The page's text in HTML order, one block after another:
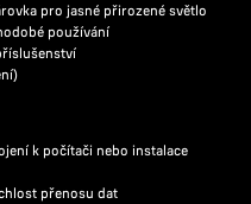
pro jasné přirozené světlo
používání
k počítači nebo instalace
přenosu dat